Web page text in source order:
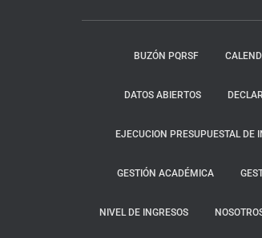
BUZÓN PQRSF
DATOS ABIERTOS
EJECUCION PRESUPUESTAL DE
GESTIÓN ACADÉMICA
NIVEL DE INGRESOS